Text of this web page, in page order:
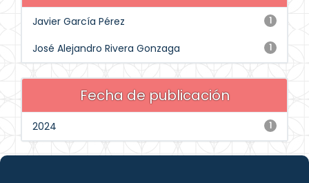
1
Javier García Pérez
1
José Alejandro Rivera Gonzaga
Fecha de publicación
1
2024